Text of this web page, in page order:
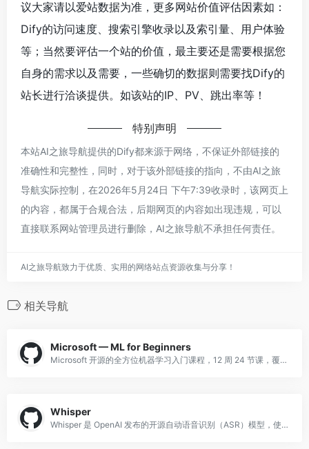
议大家请以爱站数据为准，更多网站价值评估因素如：
Dify的访问速度、搜索引擎收录以及索引量、用户体验
等；当然要评估一个站的价值，最主要还是需要根据您
自身的需求以及需要，一些确切的数据则需要找Dify的
站长进行洽谈提供。如该站的IP、PV、跳出率等！
特别声明
本站AI之旅导航提供的Dify都来源于网络，不保证外部链接的
准确性和完整性，同时，对于该外部链接的指向，不由AI之旅
导航实际控制，在2026年5月24日 下午7:39收录时，该网页上
的内容，都属于合规合法，后期网页的内容如出现违规，可以
直接联系网站管理员进行删除，AI之旅导航不承担任何责任。
AI之旅导航致力于优质、实用的网络站点资源收集与分享！
相关导航
Microsoft — ML for Beginners
Microsoft 开源的全方位机器学习入门课程，12 周 24 节课，覆盖回归、分类、聚类、NLP 等，含实践项目。
Whisper
Whisper 是 OpenAI 发布的开源自动语音识别（ASR）模型，使用 Python 和 PyTorch 构建。